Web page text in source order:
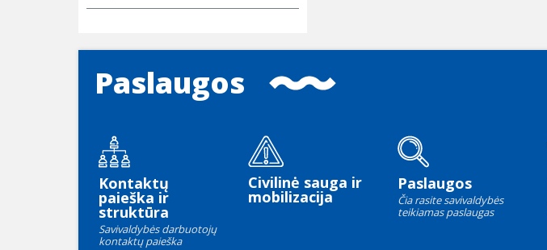
Paslaugos
Kontaktų
paieška ir
struktūra
Savivaldybės darbuotojų
kontaktų paieška
Civilinė sauga ir
mobilizacija
Paslaugos
Čia rasite savivaldybės
teikiamas paslaugas